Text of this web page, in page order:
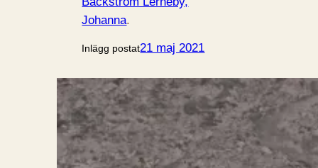
Johanna.
Inlägg postat21 maj 2021